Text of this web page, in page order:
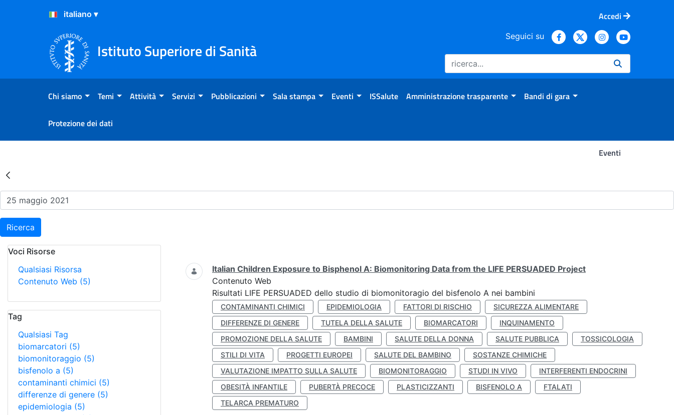
Salta al Contenuto
Salta al Footer
Accedi
Istituto Superiore di Sanità
Seguici su
Chi siamo Temi Attività Servizi Pubblicazioni Sala stampa Eventi ISSalute Amministrazione trasparente Bandi di gara
Protezione dei dati
Eventi
Risultati della Ricerca - Eventi
Ricerca
Voci Risorse
Qualsiasi Risorsa
Contenuto Web (5)
Tag
Qualsiasi Tag
biomarcatori (5)
biomonitoraggio (5)
bisfenolo a (5)
contaminanti chimici (5)
differenze di genere (5)
epidemiologia (5)
Ricerca
Italian Children Exposure to Bisphenol A: Biomonitoring Data from the LIFE PERSUADED Project
Contenuto Web
Risultati LIFE PERSUADED dello studio di biomonitoragio del bisfenolo A nei bambini
CONTAMINANTI CHIMICI EPIDEMIOLOGIA FATTORI DI RISCHIO
SICUREZZA ALIMENTARE
DIFFERENZE DI GENERE
TUTELA DELLA SALUTE BIOMARCATORI
INQUINAMENTO
PROMOZIONE DELLA SALUTE
BAMBINI SALUTE DELLA DONNA SALUTE PUBBLICA
TOSSICOLOGIA
STILI DI VITA
PROGETTI EUROPEI SALUTE DEL BAMBINO
SOSTANZE CHIMICHE
VALUTAZIONE IMPATTO SULLA SALUTE
BIOMONITORAGGIO STUDI IN VIVO
INTERFERENTI ENDOCRINI
OBESITÀ INFANTILE
PUBERTÀ PRECOCE PLASTICIZZANTI BISFENOLO A
FTALATI
TELARCA PREMATURO